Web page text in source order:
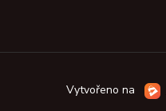
Vytvořeno na